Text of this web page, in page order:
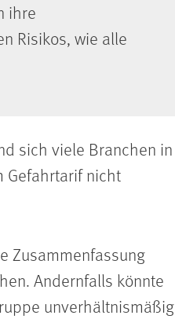
ihre
Risikos, wie alle
sich viele Branchen in
Gefahrtarif nicht
Zusammenfassung
Andernfalls könnte
unverhältnismäßig